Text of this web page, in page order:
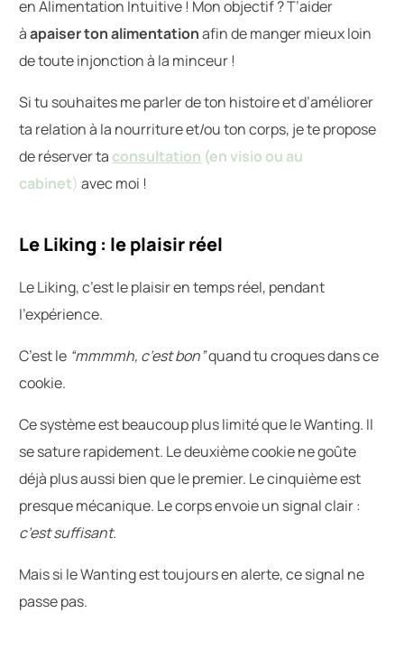
en Alimentation Intuitive ! Mon objectif ? T’aider
àapaiser ton alimentationafin de manger mieux loin
de toute injonction à la minceur !
Si tu souhaites me parler de ton histoire et d’améliorer
ta relation à la nourriture et/ou ton corps, je te propose
de réserver ta consultation (en visio ou au
cabinet) avec moi !
Le Liking : le plaisir réel
Le Liking, c’est le plaisir en temps réel, pendant
l’expérience.
C’est le “mmmmh, c’est bon”quand tu croques dans ce
cookie.
Ce système est beaucoup plus limité que le Wanting. Il
se sature rapidement. Le deuxième cookie ne goûte
déjà plus aussi bien que le premier. Le cinquième est
presque mécanique. Le corps envoie un signal clair :
c’est suffisant.
Mais si le Wanting est toujours en alerte, ce signal ne
passe pas.